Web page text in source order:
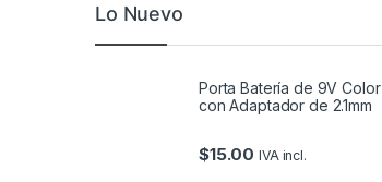
Lo Nuevo
Porta Batería de 9V Color
con Adaptador de 2.1mm
$15.00 IVA incl.